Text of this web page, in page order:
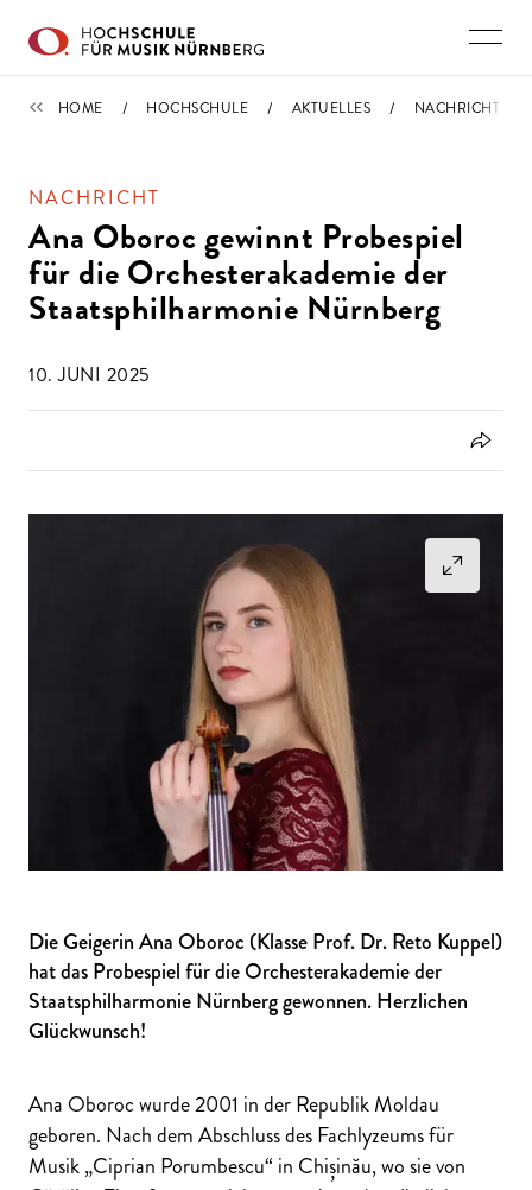
NACHRICHTEN
HOME HOCHSCHULE AKTUELLES NACHRICHT
NACHRICHT
Ana Oboroc gewinnt Probespiel
für die Orchesterakademie der
Staatsphilharmonie Nürnberg
10. JUNI 2025
Die Geigerin Ana Oboroc (Klasse Prof. Dr. Reto Kuppel)
hat das Probespiel für die Orchesterakademie der
Staatsphilharmonie Nürnberg gewonnen. Herzlichen
Glückwunsch!
Ana Oboroc wurde 2001 in der Republik Moldau
geboren. Nach dem Abschluss des Fachlyzeums für
Musik „Ciprian Porumbescu“ in Chișinău, wo sie von